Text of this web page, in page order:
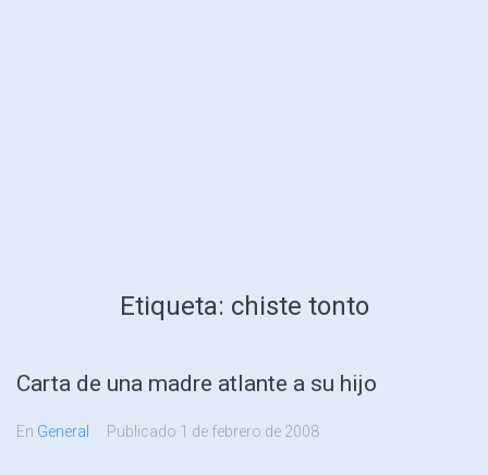
Etiqueta: chiste tonto
Carta de una madre atlante a su hijo
En General Publicado 1 de febrero de 2008